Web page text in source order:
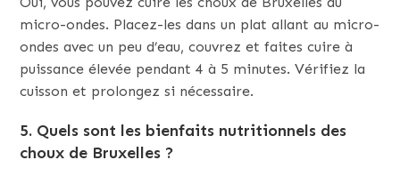
micro-ondes. Placez-les dans un plat allant au micro-
ondes avec un peu d’eau, couvrez et faites cuire à
puissance élevée pendant 4 à 5 minutes. Vérifiez la
cuisson et prolongez si nécessaire.
5. Quels sont les bienfaits nutritionnels des
choux de Bruxelles ?